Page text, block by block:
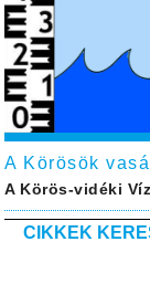
A Körösök
A Körös-vidéki
CIKKEK